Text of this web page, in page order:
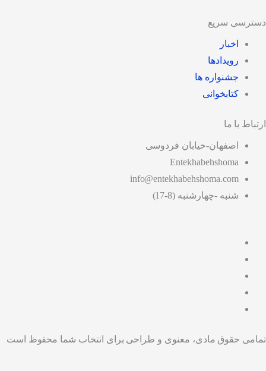
دسترسی سریع
اخبار
رویدادها
جشنواره ها
کتابخوانی
ارتباط با ما
اصفهان-خیابان فردوسی
Entekhabehshoma
info@entekhabehshoma.com
شنبه -چهارشنبه (8-17)
تمامی حقوق مادی، معنوی و طراحی برای انتخاب شما محفوظ است